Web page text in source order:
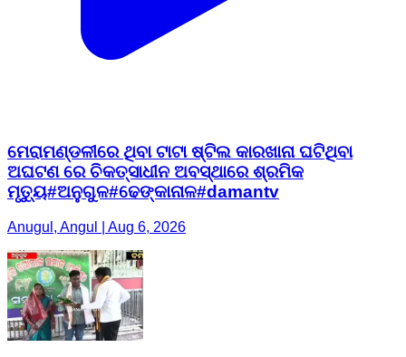
ମେରାମଣ୍ଡଳୀରେ ଥିବା ଟାଟା ଷ୍ଟିଲ କାରଖାନା ଘଟିଥିବା
ଅଘଟଣ ରେ ଚିକତ୍ସାଧୀନ ଅବସ୍ଥାରେ ଶ୍ରମିକ
ମୃତ୍ୟୁ#ଅନୁଗୁଳ#ଢେଙ୍କାନାଳ#damantv
Anugul, Angul | Aug 6, 2026